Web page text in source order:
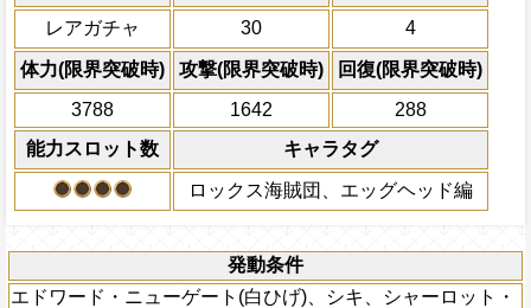
レアガチャ 30 4
体力(限界突破時) 攻撃(限界突破時)
回復(限界突破時)
3788
1642
288
能力スロット数
キャラタグ
ロックス海賊団、エッグヘッド編
状態を3ターン回復し1ターンの間格闘と
のスロットの影響を1.75倍にする(この効
影響増大効果がかかった場合効果量がそ
上限突破
回復無効を5ターン回復する
エドワード・ニューゲート(白ひげ)、シ
ト・リンリン(ビッグマム)の誰かから1人
突タイプキャラが2人以上いる時(サポー
計3人必要)ダブルキャラは1人とカウント
発動条件
エドワード・ニューゲート(白ひげ)、シキ、シャーロット・